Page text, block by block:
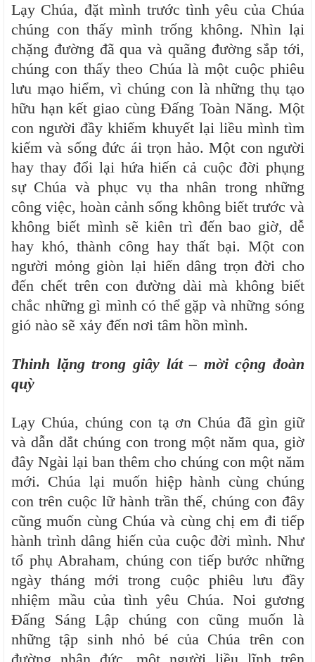
Lạy Chúa, đặt mình trước tình yêu của Chúa
chúng con thấy mình trống không. Nhìn lại
chặng đường đã qua và quãng đường sắp tới,
chúng con thấy theo Chúa là một cuộc phiêu
lưu mạo hiểm, vì chúng con là những thụ tạo
hữu hạn kết giao cùng Đấng Toàn Năng. Một
con người đầy khiếm khuyết lại liều mình tìm
kiếm và sống đức ái trọn hảo. Một con người
hay thay đổi lại hứa hiến cả cuộc đời phụng
sự Chúa và phục vụ tha nhân trong những
công việc, hoàn cảnh sống không biết trước và
không biết mình sẽ kiên trì đến bao giờ, dễ
hay khó, thành công hay thất bại. Một con
người mỏng giòn lại hiến dâng trọn đời cho
đến chết trên con đường dài mà không biết
chắc những gì mình có thể gặp và những sóng
gió nào sẽ xảy đến nơi tâm hồn mình.
Thinh lặng trong giây lát – mời cộng đoàn
quỳ
Lạy Chúa, chúng con tạ ơn Chúa đã gìn giữ
và dẫn dắt chúng con trong một năm qua, giờ
đây Ngài lại ban thêm cho chúng con một năm
mới. Chúa lại muốn hiệp hành cùng chúng
con trên cuộc lữ hành trần thế, chúng con đây
cũng muốn cùng Chúa và cùng chị em đi tiếp
hành trình dâng hiến của cuộc đời mình. Như
tổ phụ Abraham, chúng con tiếp bước những
ngày tháng mới trong cuộc phiêu lưu đầy
nhiệm mầu của tình yêu Chúa. Noi gương
Đấng Sáng Lập chúng con cũng muốn là
những tập sinh nhỏ bé của Chúa trên con